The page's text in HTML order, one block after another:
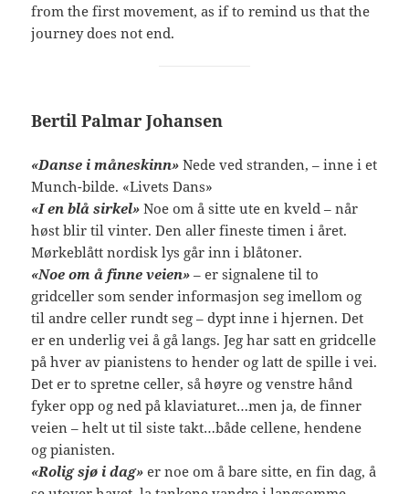
from the first movement, as if to remind us that the
journey does not end.
Bertil Palmar Johansen
«Danse i måneskinn» Nede ved stranden, – inne i et
Munch-bilde. «Livets Dans»
«I en blå sirkel» Noe om å sitte ute en kveld – når
høst blir til vinter. Den aller fineste timen i året.
Mørkeblått nordisk lys går inn i blåtoner.
«Noe om å finne veien» – er signalene til to
gridceller som sender informasjon seg imellom og
til andre celler rundt seg – dypt inne i hjernen. Det
er en underlig vei å gå langs. Jeg har satt en gridcelle
på hver av pianistens to hender og latt de spille i vei.
Det er to spretne celler, så høyre og venstre hånd
fyker opp og ned på klaviaturet…men ja, de finner
veien – helt ut til siste takt…både cellene, hendene
og pianisten.
«Rolig sjø i dag» er noe om å bare sitte, en fin dag, å